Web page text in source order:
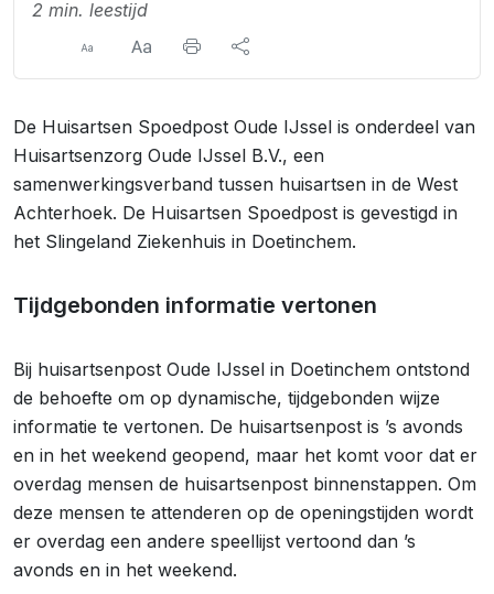
2 min. leestijd
De Huisartsen Spoedpost Oude IJssel is onderdeel van
Huisartsenzorg Oude IJssel B.V., een
samenwerkingsverband tussen huisartsen in de West
Achterhoek. De Huisartsen Spoedpost is gevestigd in
het Slingeland Ziekenhuis in Doetinchem.
Tijdgebonden informatie vertonen
Bij huisartsenpost Oude IJssel in Doetinchem ontstond
de behoefte om op dynamische, tijdgebonden wijze
informatie te vertonen. De huisartsenpost is ’s avonds
en in het weekend geopend, maar het komt voor dat er
overdag mensen de huisartsenpost binnenstappen. Om
deze mensen te attenderen op de openingstijden wordt
er overdag een andere speellijst vertoond dan ’s
avonds en in het weekend.